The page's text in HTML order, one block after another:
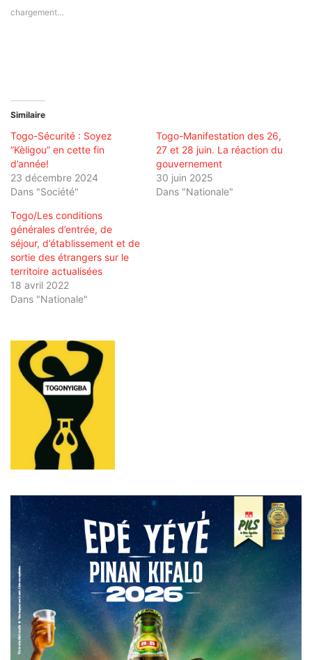
chargement…
Similaire
Togo-Sécurité : Soyez
”Kèligou” en cette fin
d’année!
23 décembre 2024
Dans "Société"
Togo-Manifestation des 26,
27 et 28 juin. La réaction du
gouvernement
30 juin 2025
Dans "Nationale"
Togo/Les conditions
générales d’entrée, de
séjour, d’établissement et de
sortie des étrangers sur le
territoire actualisées
18 avril 2022
Dans "Nationale"